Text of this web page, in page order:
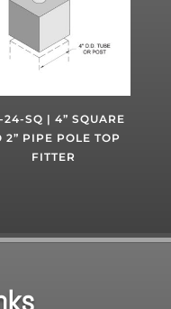
24-SQ | 4” SQUARE
2” PIPE POLE TOP
FITTER